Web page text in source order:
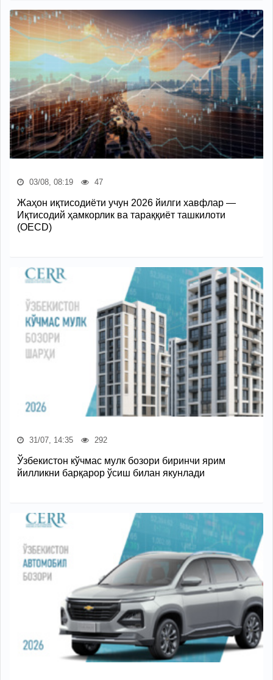
03/08, 08:19 47
Жаҳон иқтисодиёти учун 2026 йилги хавфлар —
Иқтисодий ҳамкорлик ва тараққиёт ташкилоти
(OECD)
31/07, 14:35 292
Ўзбекистон кўчмас мулк бозори биринчи ярим
йилликни барқарор ўсиш билан якунлади